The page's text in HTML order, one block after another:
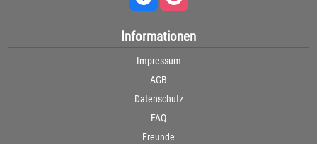
Informationen
Impressum
AGB
Datenschutz
FAQ
Freunde